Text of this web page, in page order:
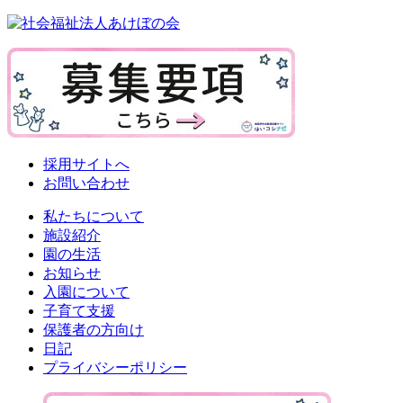
採用サイトへ
お問い合わせ
私たちについて
施設紹介
園の生活
お知らせ
入園について
子育て支援
保護者の方向け
日記
プライバシーポリシー